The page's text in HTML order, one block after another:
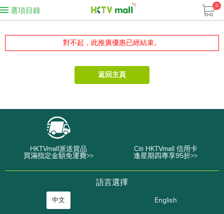
選項目錄
0
對不起，此推廣優惠已經結束。
返回主頁
HKTVmall派送貨品
買滿指定金額免運費>>
Citi HKTVmall 信用卡
逢星期四專享95折>>
語言選擇
中文 English